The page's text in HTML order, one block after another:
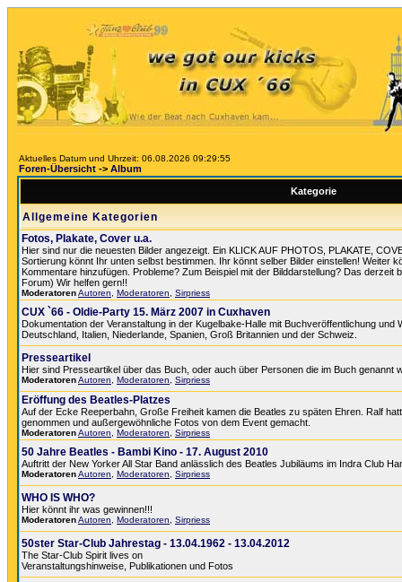
Aktuelles Datum und Uhrzeit: 06.08.2026 09:29:55
Foren-Übersicht -> Album
Kategorie
Allgemeine Kategorien
Fotos, Plakate, Cover u.a.
Hier sind nur die neuesten Bilder angezeigt. Ein KLICK AUF PHOTOS, PLAKATE,
Sortierung könnt Ihr unten selbst bestimmen. Ihr könnt selber Bilder einstellen! Weiter
Kommentare hinzufügen. Probleme? Zum Beispiel mit der Bilddarstellung? Das derzeit
Forum) Wir helfen gern!!
ModeratorenAutoren Moderatoren Sirpriess
CUX `66 - Oldie-Party 15. März 2007 in Cuxhaven
Dokumentation der Veranstaltung in der Kugelbake-Halle mit Buchveröffentlichung
Deutschland, Italien, Niederlande, Spanien, Groß Britannien und der Schweiz.
Presseartikel
Hier sind Presseartikel über das Buch, oder auch über Personen die im Buch genannt
ModeratorenAutoren Moderatoren Sirpriess
Eröffung des Beatles-Platzes
Auf der Ecke Reeperbahn, Große Freiheit kamen die Beatles zu späten Ehren. Ralf
genommen und außergewöhnliche Fotos von dem Event gemacht.
ModeratorenAutoren Moderatoren Sirpriess
50 Jahre Beatles - Bambi Kino - 17. August 2010
Auftritt der New Yorker All Star Band anlässlich des Beatles Jubiläums im Indra Club
ModeratorenAutoren Moderatoren Sirpriess
WHO IS WHO?
Hier könnt ihr was gewinnen!!!
ModeratorenAutoren Moderatoren Sirpriess
50ster Star-Club Jahrestag - 13.04.1962 - 13.04.2012
The Star-Club Spirit lives on
Veranstaltungshinweise, Publikationen und Fotos